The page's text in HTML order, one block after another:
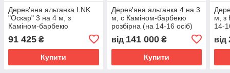
Дерев'яна альтанка LNK
"Оскар" 3 на 4 м, з
Каміном-барбекю
розбірна (на 14-16 осіб)
(Б-К2)
91 425 ₴
Купити
Дерев'яна альтанка 4 на 3
м, с Каміном-барбекю
розбірна (на 14-16 осіб)
від 141 000₴
Купити
м, з
14-
від